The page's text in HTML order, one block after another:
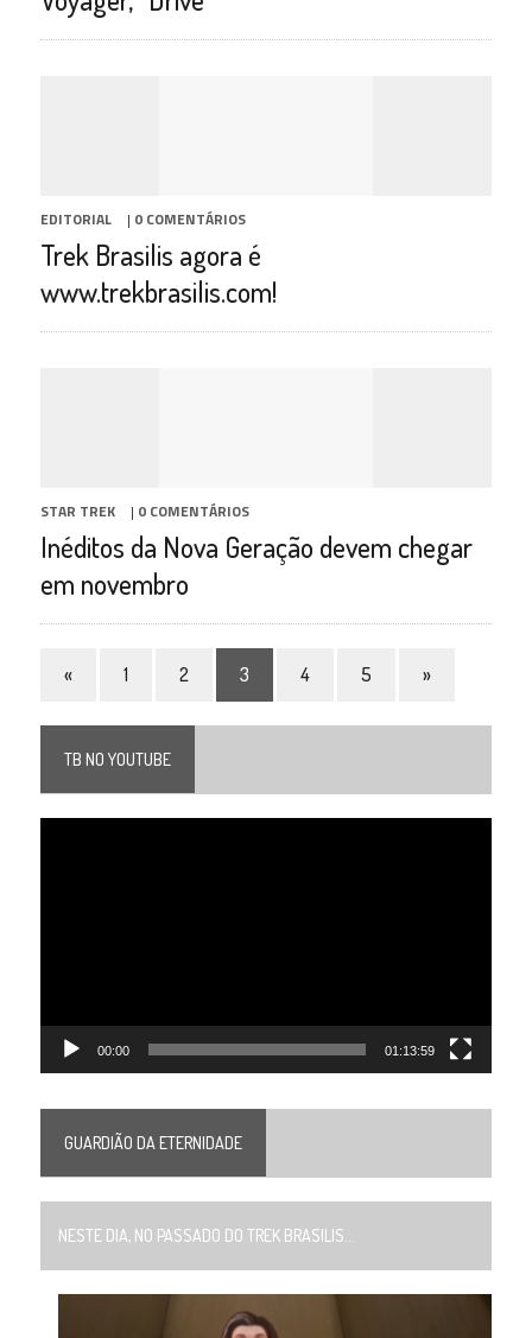
EDITORIAL | 0 COMENTÁRIOS
Trek Brasilis agora é
www.trekbrasilis.com!
STAR TREK | 0 COMENTÁRIOS
Inéditos da Nova Geração devem chegar
em novembro
« 1 2 3 4 5 »
TB NO YOUTUBE
00:00 01:13:59
GUARDIÃO DA ETERNIDADE
NESTE DIA, NO PASSADO DO TREK BRASILIS...